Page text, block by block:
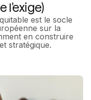
l'exige)
est le socle
sur la
en construire
stratégique.